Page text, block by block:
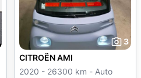
3
CITROËN AMI
2020 - 26300 km - Auto